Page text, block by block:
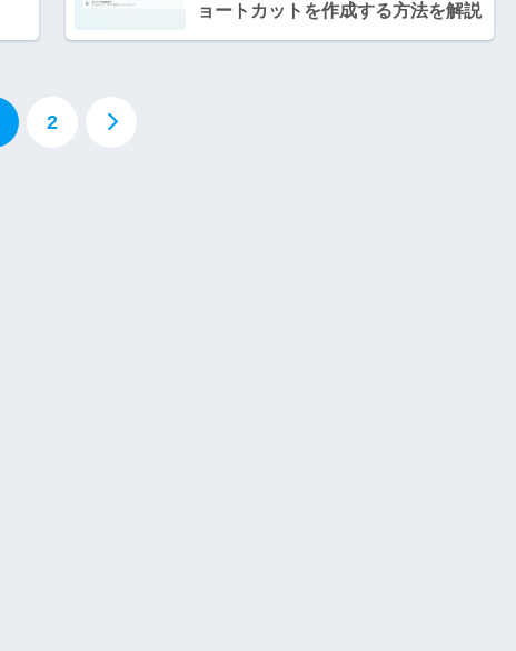
ョートカットを作成する方法を解説
2